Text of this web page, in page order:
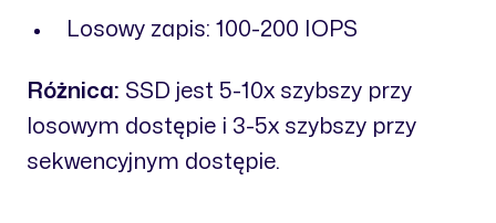
Losowy zapis: 100-200 IOPS
Różnica: SSD jest 5-10x szybszy przy
losowym dostępie i 3-5x szybszy przy
sekwencyjnym dostępie.